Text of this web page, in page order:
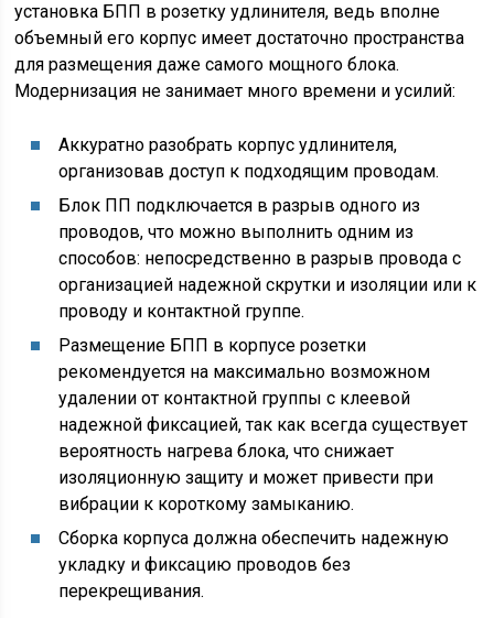
установка БПП в розетку удлинителя, ведь вполне
объемный его корпус имеет достаточно пространства
для размещения даже самого мощного блока.
Модернизация не занимает много времени и усилий:
Аккуратно разобрать корпус удлинителя,
организовав доступ к подходящим проводам.
Блок ПП подключается в разрыв одного из
проводов, что можно выполнить одним из
способов: непосредственно в разрыв провода с
организацией надежной скрутки и изоляции или к
проводу и контактной группе.
Размещение БПП в корпусе розетки
рекомендуется на максимально возможном
удалении от контактной группы с клеевой
надежной фиксацией, так как всегда существует
вероятность нагрева блока, что снижает
изоляционную защиту и может привести при
вибрации к короткому замыканию.
Сборка корпуса должна обеспечить надежную
укладку и фиксацию проводов без
перекрещивания.